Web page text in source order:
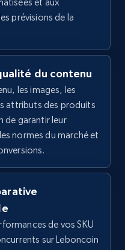
Commencer
Detailed
policy, and more.
Commencer
Seller rating,
Root category, and
prévisions de la
du contenu
les images, les
attributs des produits
de garantir leur
normes du marché et
de vos SKU
sur Leboncoin